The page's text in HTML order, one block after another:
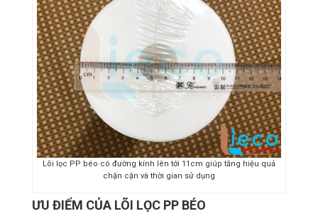
Lõi lọc PP béo có đường kính lên tới 11cm giúp tăng hiệu quả
chặn cặn và thời gian sử dụng
ƯU ĐIỂM CỦA LÕI LỌC PP BÉO